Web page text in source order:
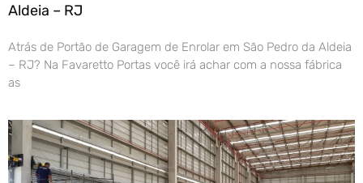
Aldeia – RJ
Atrás de Portão de Garagem de Enrolar em São Pedro da Aldeia
– RJ? Na Favaretto Portas você irá achar com a nossa fábrica
as